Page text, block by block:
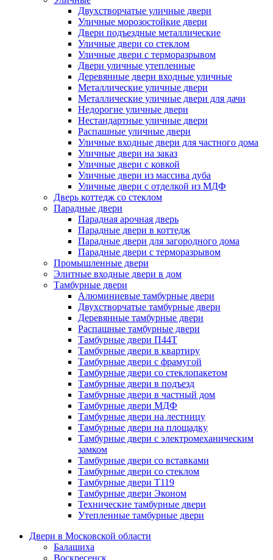
Двухстворчатые уличные двери
Уличные морозостойкие двери
Двери подъездные металлические
Уличные двери со стеклом
Уличные двери с терморазрывом
Двери уличные утепленные
Деревянные двери входные уличные
Металлические уличные двери
Металлические уличные двери для дачи
Недорогие уличные двери
Нестандартные уличные двери
Распашные уличные двери
Уличные входные двери для частного дома
Уличные двери на заказ
Уличные двери с ковкой
Уличные двери из массива дуба
Уличные двери с отделкой из МДФ
Дверь коттедж со стеклом
Парадные двери
Парадная арочная дверь
Парадные двери в коттедж
Парадные двери для загородного дома
Парадные двери с терморазрывом
Промышленные двери
Элитные входные двери в дом
Тамбурные двери
Алюминиевые тамбурные двери
Двухстворчатые тамбурные двери
Деревянные тамбурные двери
Распашные тамбурные двери
Тамбурные двери П44Т
Тамбурные двери в квартиру
Тамбурные двери с фрамугой
Тамбурные двери со стеклопакетом
Тамбурные двери в подъезд
Тамбурные двери в частный дом
Тамбурные двери МДФ
Тамбурные двери на лестницу
Тамбурные двери на площадку
Тамбурные двери с электромеханическим
замком
Тамбурные двери со вставками
Тамбурные двери со стеклом
Тамбурные двери Т119
Тамбурные двери Эконом
Технические тамбурные двери
Утепленные тамбурные двери
Двери в Московской области
Балашиха
Воскресенск